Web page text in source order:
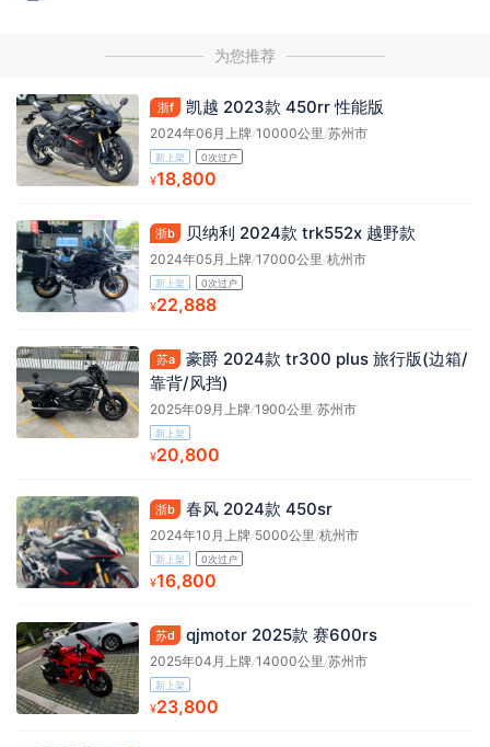
为您推荐
浙f 凯越 2023款 450rr 性能版
2024年06月上牌/10000公里/苏州市
新上架 0次过户
¥18,800
浙b 贝纳利 2024款 trk552x 越野款
2024年05月上牌/17000公里/杭州市
新上架 0次过户
¥22,888
苏a
豪爵 2024款 tr300 plus 旅行版(边箱/
靠背/风挡)
2025年09月上牌/1900公里/苏州市
新上架
¥20,800
浙b 春风 2024款 450sr
2024年10月上牌/5000公里/杭州市
新上架 0次过户
¥16,800
苏d qjmotor 2025款 赛600rs
2025年04月上牌/14000公里/苏州市
新上架
¥23,800